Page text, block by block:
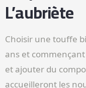
L’aubriète
Choisir une touffe
ans et
et ajouter du
accueilleront les